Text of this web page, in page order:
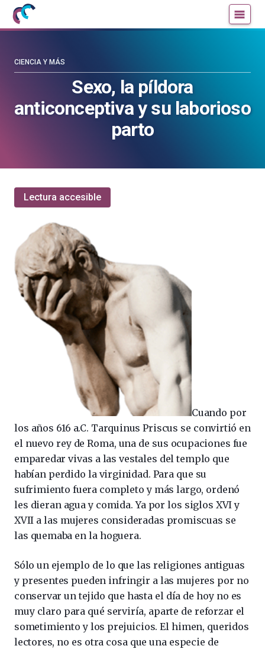
Mujeres
con
Cultura
Científica
blog
Cultura
Científica
Sexo, la píldora
anticonceptiva y su laborioso
parto
CIENCIA Y MÁS
Lectura accesible
Cuando por
los años 616 a.C. Tarquinus Priscus se convirtió en
el nuevo rey de Roma, una de sus ocupaciones fue
emparedar vivas a las vestales del templo que
habían perdido la virginidad. Para que su
sufrimiento fuera completo y más largo, ordenó
les dieran agua y comida. Ya por los siglos XVI y
XVII a las mujeres consideradas promiscuas se
las quemaba en la hoguera.
Sólo un ejemplo de lo que las religiones antiguas
y presentes pueden infringir a las mujeres por no
conservar un tejido que hasta el día de hoy no es
muy claro para qué serviría, aparte de reforzar el
sometimiento y los prejuicios. El himen, queridos
lectores, no es otra cosa que una especie de